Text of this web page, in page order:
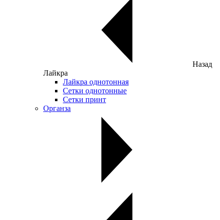
Назад
Лайкра
Лайкра однотонная
Сетки однотонные
Сетки принт
Органза